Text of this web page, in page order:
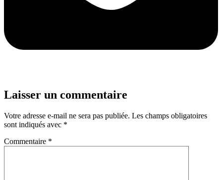
Laisser un commentaire
Votre adresse e-mail ne sera pas publiée. Les champs obligatoires
sont indiqués avec *
Commentaire *